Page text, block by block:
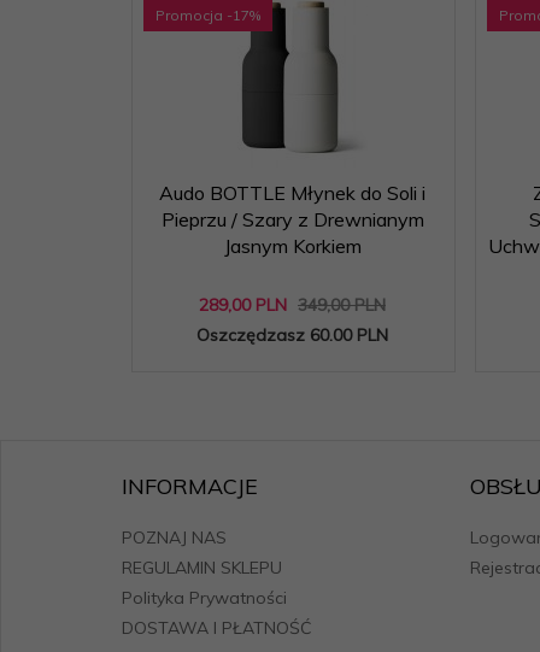
Promocja -17%
Audo BOTTLE Młynek do Soli i
Pieprzu / Szary z Drewnianym
Jasnym Korkiem
289,00 PLN 349,00 PLN
Oszczędzasz 60.00 PLN
INFORMACJE
POZNAJ NAS
REGULAMIN SKLEPU
Polityka Prywatności
DOSTAWA I PŁATNOŚĆ